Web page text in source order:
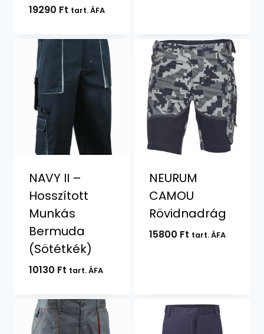
19290 Ft tart. ÁFA
NAVY II –
Hosszított
Munkás
Bermuda
(Sötétkék)
10130 Ft tart. ÁFA
NEURUM
CAMOU
Rövidnadrág
15800 Ft tart. ÁFA